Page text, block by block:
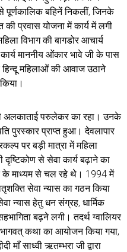
पूर्णकालिक बहिनें निकलीं, जिनके
की प्रवास योजना में कार्य में लगी
विभाग की बागडोर आचार्य
माननीय ओंकार भावे जी के पास
हिन्दू महिलाओं की आवाज उठाने
अलकाताई परुलेकर का रहा। उनके
पुरस्कार प्राप्त हुआ। देवलापार
पर बड़ी मात्रा में महिला
दृष्टिकोण से सेवा कार्य बढ़ाने का
के माध्यम से चल रहे थे। 1994 में
सेवा न्यास का गठन किया
न्यास हेतु धन संग्रह, धार्मिक
बढ़ने लगी। तदर्थ ग्वालियर
कथा का आयोजन किया गया,
माँ साध्वी ऋतम्भरा जी द्वारा